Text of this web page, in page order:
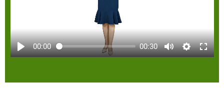
00:00 00:30